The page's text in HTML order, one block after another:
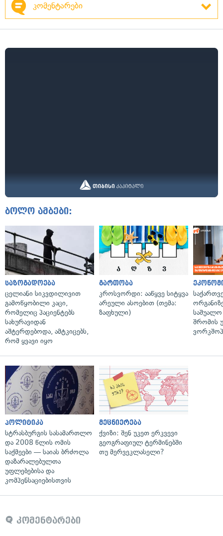
კომენტარები
ბოლო ამბები:
საზოგადოება
ცელიანი სიკვდილივით
გამოწყობილი კაცი,
რომელიც პაციენტებს
სახურავიდან
აშტერდებოდა, ამტკიცებს,
რომ ყვავი იყო
გართობა
კროსვორდი: ააწყვე სიტყვა
არეული ასოებით (თემა:
ზაფხული)
საშუალო
შრომის
პოლიტიკა
სტრასბურგის სასამართლო
და 2008 წლის ომის
საქმეები — საიას ბრძოლა
დაზარალებულთა
უფლებებისა და
კომპენსაციებისთვის
მეცნიერება
ქვიზი: შენ უკეთ ერკვევი
გეოგრაფიულ ტერმინებში
თუ მერვეკლასელი?
კომენტარები